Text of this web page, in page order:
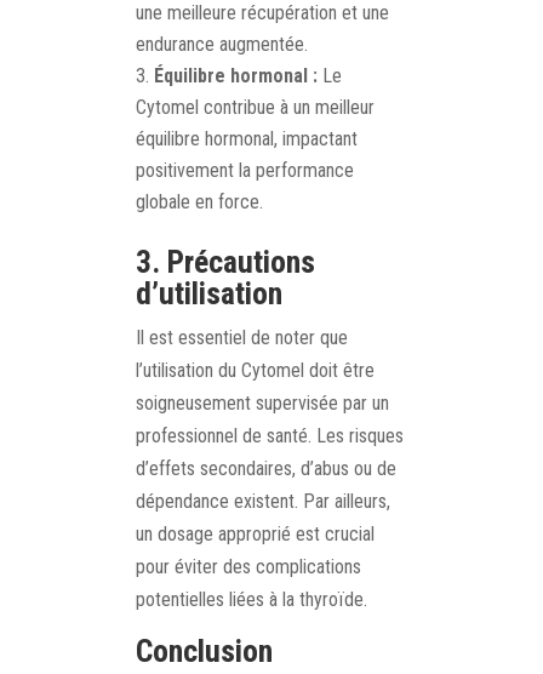
une meilleure récupération et une
endurance augmentée.
Équilibre hormonal : Le
Cytomel contribue à un meilleur
équilibre hormonal, impactant
positivement la performance
globale en force.
3. Précautions
d’utilisation
Il est essentiel de noter que
l’utilisation du Cytomel doit être
soigneusement supervisée par un
professionnel de santé. Les risques
d’effets secondaires, d’abus ou de
dépendance existent. Par ailleurs,
un dosage approprié est crucial
pour éviter des complications
potentielles liées à la thyroïde.
Conclusion